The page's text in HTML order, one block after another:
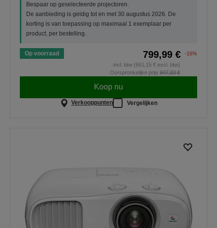
Bespaar op geselecteerde projectoren.
De aanbieding is geldig tot en met 30 augustus 2026. De
korting is van toepassing op maximaal 1 exemplaar per
product, per bestelling.
Op voorraad 799,99 €
-16%
incl. btw (661,15 € excl. btw)
Oorspronkelijke prijs 947,83 €
Koop nu
Verkooppunten Vergelijken